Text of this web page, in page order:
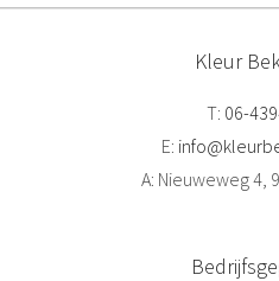
Kleur
T: 06-
E:
A: Nieuweweg 4,